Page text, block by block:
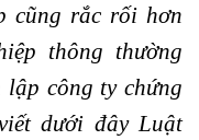
cũng rắc rối hơn
thông thường
lập công ty chứng
dưới đây Luật